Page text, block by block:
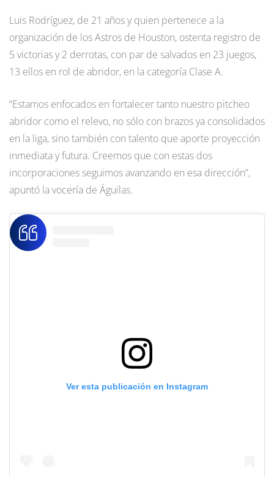
Luis Rodríguez, de 21 años y quien pertenece a la
organización de los Astros de Houston, ostenta registro de
5 victorias y 2 derrotas, con par de salvados en 23 juegos,
13 ellos en rol de abridor, en la categoría Clase A.
“Estamos enfocados en fortalecer tanto nuestro pitcheo
abridor como el relevo, no sólo con brazos ya consolidados
en la liga, sino también con talento que aporte proyección
inmediata y futura. Creemos que con estas dos
incorporaciones seguimos avanzando en esa dirección”,
apuntó la vocería de Águilas.
Ver esta publicación en Instagram